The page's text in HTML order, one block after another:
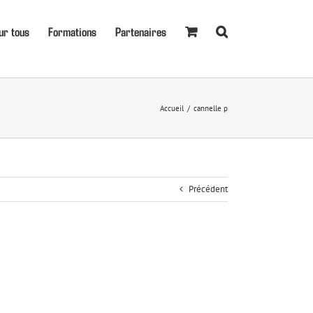
tous Formations Partenaires
Accueil cannelle p
Précédent